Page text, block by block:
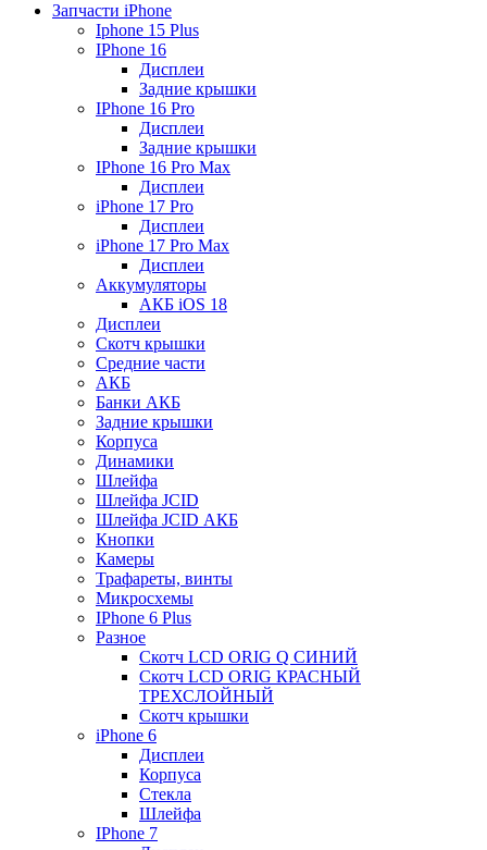
Запчасти iPhone
Iphone 15 Plus
IPhone 16
Дисплеи
Задние крышки
IPhone 16 Pro
Дисплеи
Задние крышки
IPhone 16 Pro Max
Дисплеи
iPhone 17 Pro
Дисплеи
iPhone 17 Pro Max
Дисплеи
Аккумуляторы
АКБ iOS 18
Дисплеи
Скотч крышки
Средние части
АКБ
Банки АКБ
Задние крышки
Корпуса
Динамики
Шлейфа
Шлейфа JCID
Шлейфа JCID АКБ
Кнопки
Камеры
Трафареты, винты
Микросхемы
IPhone 6 Plus
Разное
Скотч LCD ORIG Q СИНИЙ
Скотч LCD ORIG КРАСНЫЙ
ТРЕХСЛОЙНЫЙ
Скотч крышки
iPhone 6
Дисплеи
Корпуса
Стекла
Шлейфа
IPhone 7